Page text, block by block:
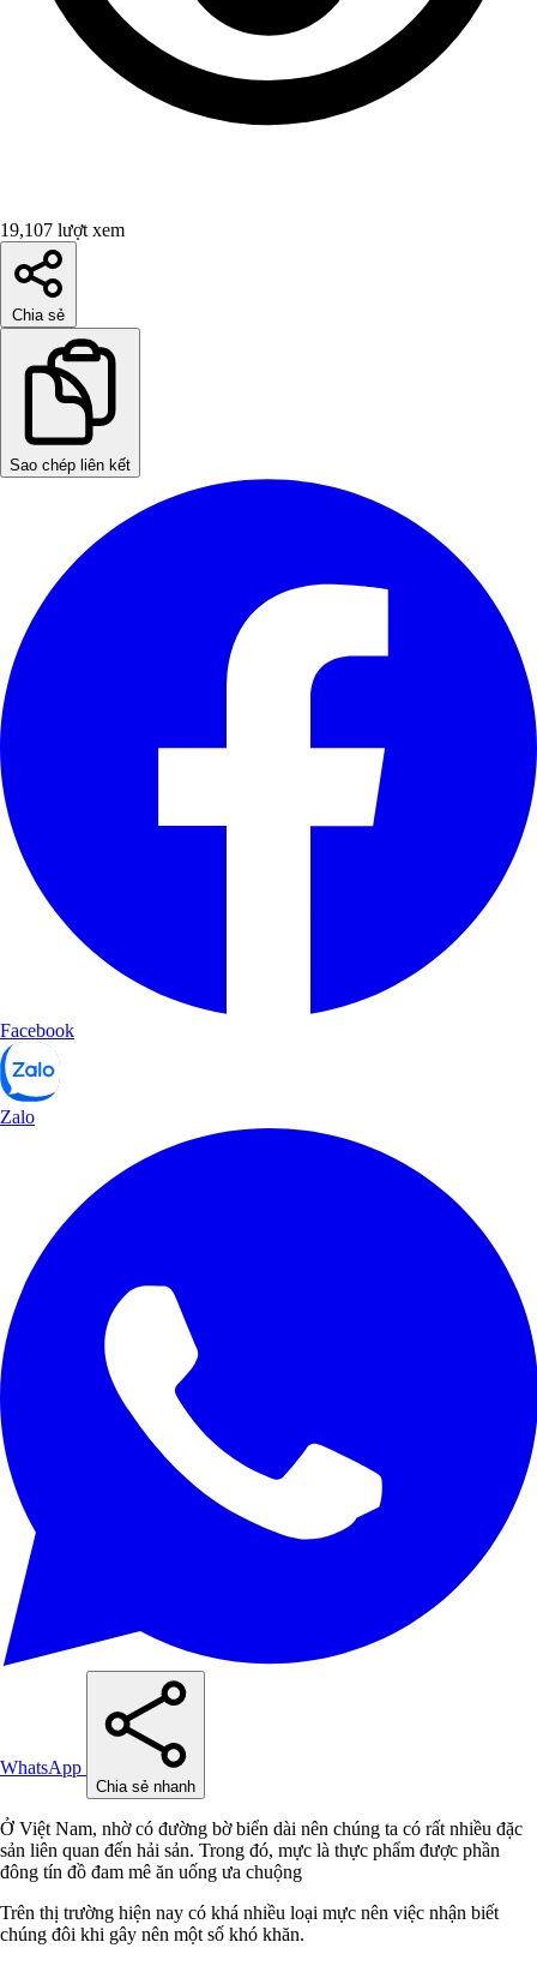
19,107 lượt xem
Chia sẻ
Sao chép liên kết
Facebook
Zalo
WhatsApp
Chia sẻ nhanh
Ở Việt Nam, nhờ có đường bờ biển dài nên chúng ta có rất nhiều đặc
sản liên quan đến hải sản. Trong đó, mực là thực phẩm được phần
đông tín đồ đam mê ăn uống ưa chuộng
Trên thị trường hiện nay có khá nhiều loại mực nên việc nhận biết
chúng đôi khi gây nên một số khó khăn.